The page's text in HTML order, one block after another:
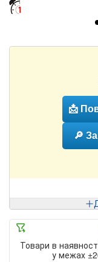
📩
🔎
Товари в
у межах